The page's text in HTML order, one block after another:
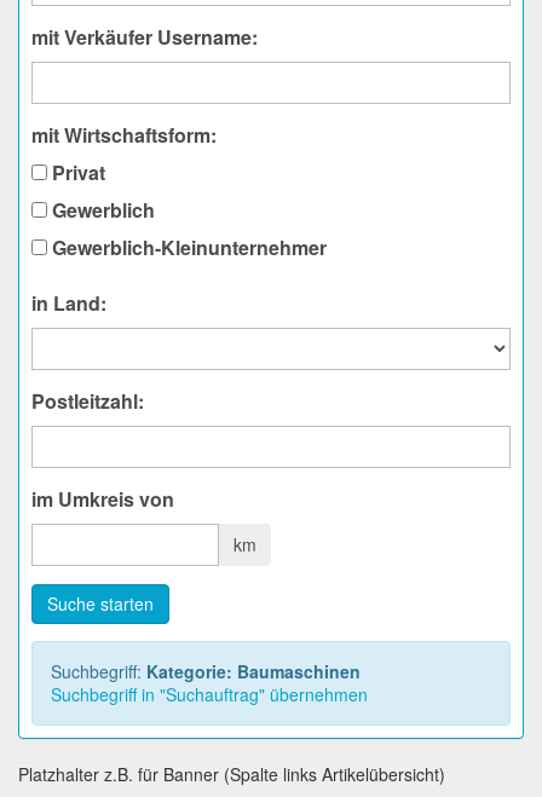
mit Verkäufer Username:
mit Wirtschaftsform:
Privat
Gewerblich
Gewerblich-Kleinunternehmer
in Land:
Postleitzahl:
im Umkreis von
km
Suche starten
Suchbegriff: Kategorie: Baumaschinen
Suchbegriff in "Suchauftrag" übernehmen
Platzhalter z.B. für Banner (Spalte links Artikelübersicht)